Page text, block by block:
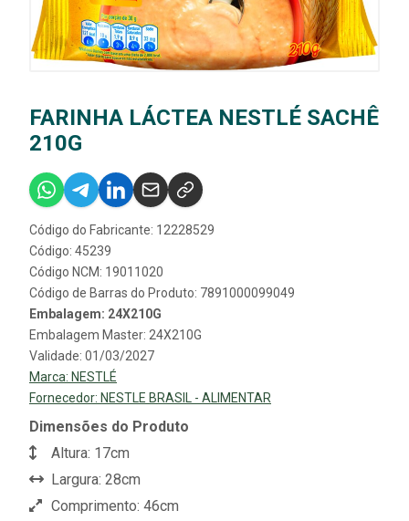
FARINHA LÁCTEA NESTLÉ SACHÊ
210G
Código do Fabricante: 12228529
Código: 45239
Código NCM: 19011020
Código de Barras do Produto: 7891000099049
Embalagem: 24X210G
Embalagem Master: 24X210G
Validade: 01/03/2027
Marca: NESTLÉ
Fornecedor: NESTLE BRASIL - ALIMENTAR
Dimensões do Produto
Altura: 17cm
Largura: 28cm
Comprimento: 46cm